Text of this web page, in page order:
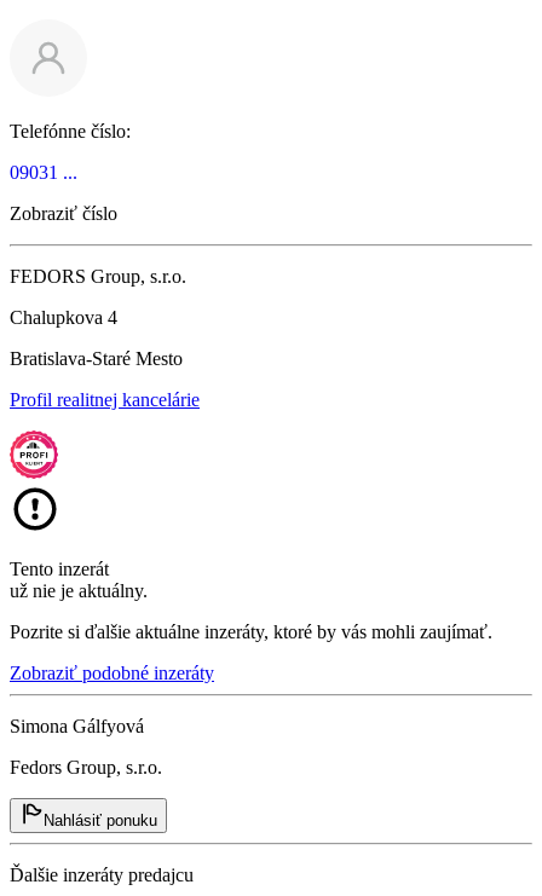
Telefónne číslo:
09031 ...
Zobraziť číslo
FEDORS Group, s.r.o.
Chalupkova 4
Bratislava-Staré Mesto
Profil realitnej kancelárie
Tento inzerát
už nie je aktuálny.
Pozrite si ďalšie aktuálne inzeráty, ktoré by vás mohli zaujímať.
Zobraziť podobné inzeráty
Simona Gálfyová
Fedors Group, s.r.o.
Nahlásiť ponuku
Ďalšie inzeráty predajcu